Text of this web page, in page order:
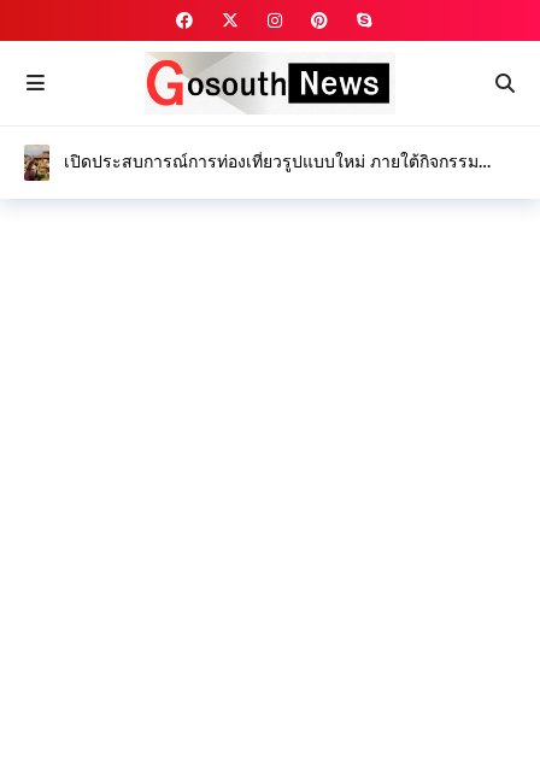
เปิดประสบการณ์การท่องเที่ยวรูปแบบใหม่ ภายใต้กิจกรรม